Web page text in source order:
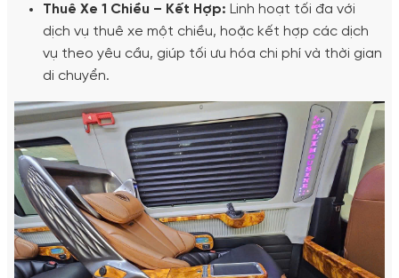
Thuê Xe 1 Chiều – Kết Hợp: Linh hoạt tối đa với
dịch vụ thuê xe một chiều, hoặc kết hợp các dịch
vụ theo yêu cầu, giúp tối ưu hóa chi phí và thời gian
di chuyển.